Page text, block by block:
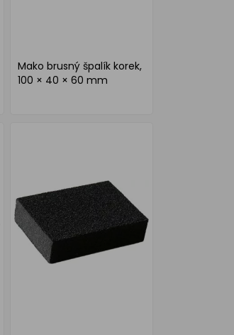
Mako brusný špalík korek,
100 × 40 × 60 mm